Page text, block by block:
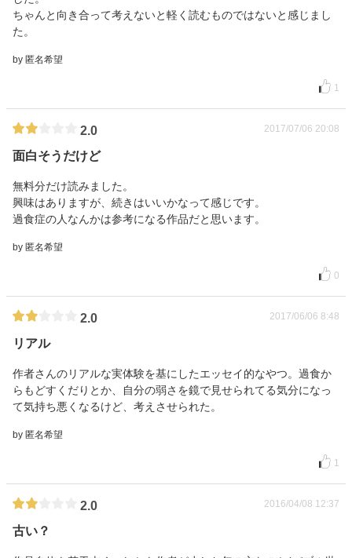
ちゃんと向き合って考えないと軽く読むものではないと感じまし
た。
by 匿名希望
1
2.0 2017/07/06 20:08
面白そうだけど
無料分だけ読みました。
興味はありますが、続きはいいかなって感じです。
過食症の人なんかは参考になる作品だと思います。
by 匿名希望
0
2.0 2017/06/06 8:48
リアル
作者さんのリアルな実体験を基にしたエッセイ的なやつ。過食か
らもどすくだりとか、自分の弱さを鏡で見せられてる気分になっ
て気持ち悪くなるけど、考えさせられた。
by 匿名希望
1
2.0 2016/04/08 12:37
古い？